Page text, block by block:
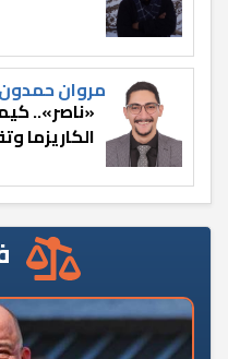
مروان حمدون
«ناصر»..
الكاريزما